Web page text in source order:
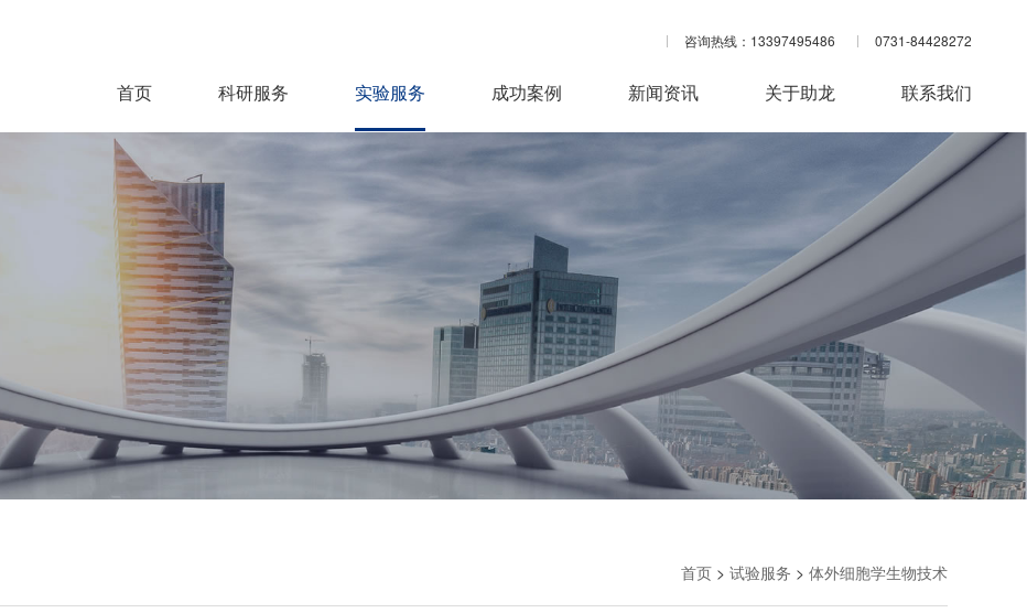
咨询热线：13397495486 0731-84428272
首页 科研服务 实验服务 成功案例 新闻资讯 关于助龙 联系我们
首页 > 试验服务 > 体外细胞学生物技术